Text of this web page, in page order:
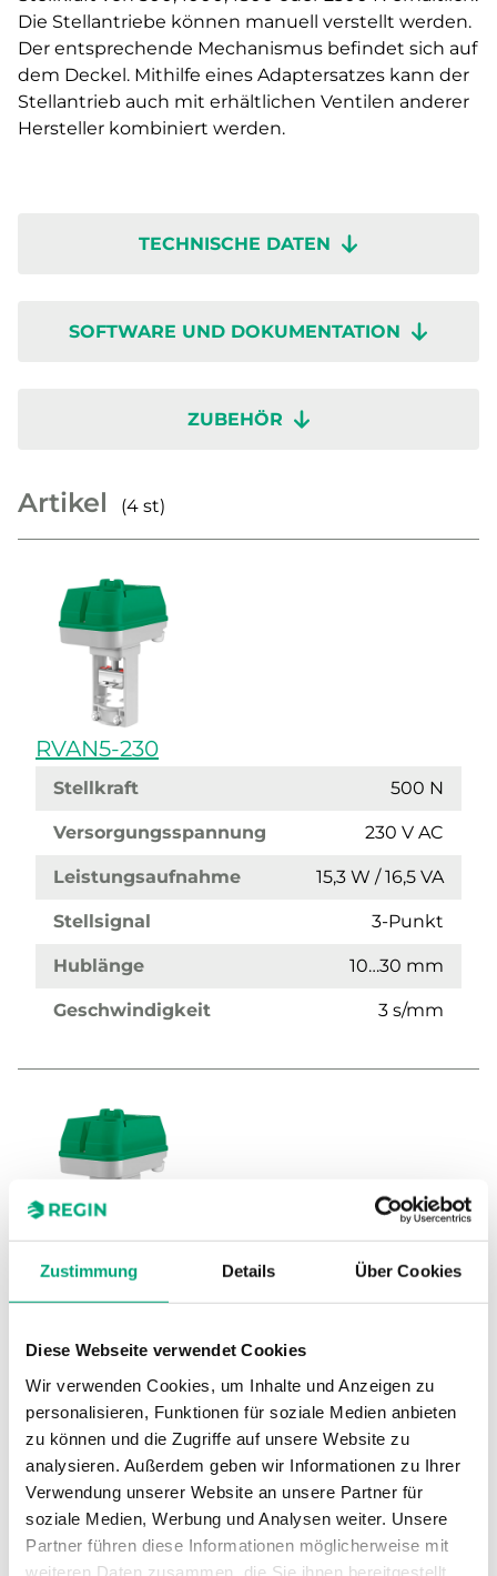
Zustimmung Details Über Cookies
Diese Webseite verwendet Cookies
Wir verwenden Cookies, um Inhalte und Anzeigen zu
personalisieren, Funktionen für soziale Medien anbieten
zu können und die Zugriffe auf unsere Website zu
analysieren. Außerdem geben wir Informationen zu Ihrer
Verwendung unserer Website an unsere Partner für
soziale Medien, Werbung und Analysen weiter. Unsere
Partner führen diese Informationen möglicherweise mit
weiteren Daten zusammen, die Sie ihnen bereitgestellt
Die Stellantriebe können manuell verstellt werden.
Der entsprechende Mechanismus befindet sich auf
dem Deckel. Mithilfe eines Adaptersatzes kann der
Stellantrieb auch mit erhältlichen Ventilen anderer
Hersteller kombiniert werden.
TECHNISCHE DATEN
SOFTWARE UND DOKUMENTATION
ZUBEHÖR
Artikel (4 st)
RVAN5-230
Stellkraft 500 N
Versorgungsspannung 230 V AC
Leistungsaufnahme 15,3 W / 16,5 VA
Stellsignal 3-Punkt
Hublänge 10…30 mm
Geschwindigkeit 3 s/mm
RVAN10-230
Versorgungsspannung
Leistungsaufnahme 15,3 W / 16,5 VA
Stellsignal 3-Punkt
Hublänge 10…30 mm
Geschwindigkeit 3 s/mm